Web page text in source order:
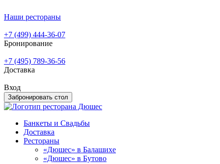
Наши рестораны
+7 (499) 444-36-07
Бронирование
+7 (495) 789-36-56
Доставка
Вход
Забронировать стол
Банкеты и Свадьбы
Доставка
Рестораны
«Дюшес» в Балашихе
«Дюшес» в Бутово